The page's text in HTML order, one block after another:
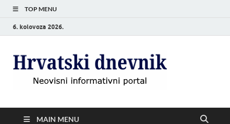
TOP MENU
6. kolovoza 2026.
MAIN MENU